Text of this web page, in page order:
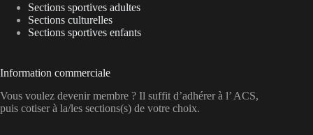
Sections sportives adultes
Sections culturelles
Sections sportives enfants
Information commerciale
Vous voulez devenir membre ? Il suffit d’adhérer à l’ ACS,
puis cotiser à la/les sections(s) de votre choix.